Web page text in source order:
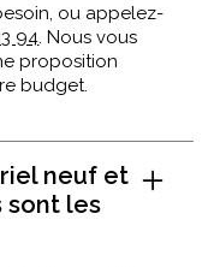
ou appelez-
94. Nous vous
proposition
budget.
neuf et
sont les